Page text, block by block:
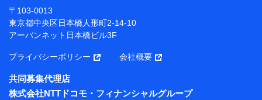
当社または株式会社NTTドコモ・フィナンシャルグルー
プが提供する保険関連サービスにおけるユーザー登録受
付および管理のため
当社または株式会社NTTドコモ・フィナンシャルグルー
携会社の保険その他に関する情報を提供するため、また
維持管理等の委託業務遂行のため、またそれらに付帯、
関連する当社または株式会社NTTドコモ・フィナンシャ
ルグループおよび提携会社のサービスを案内、提供する
〒103-0013
東京都中央区日本橋人形町2-14-10
アーバンネット日本橋ビル3F
プライバシーポリシー 会社概要
共同募集代理店
株式会社NTTドコモ・フィナンシャルグループ